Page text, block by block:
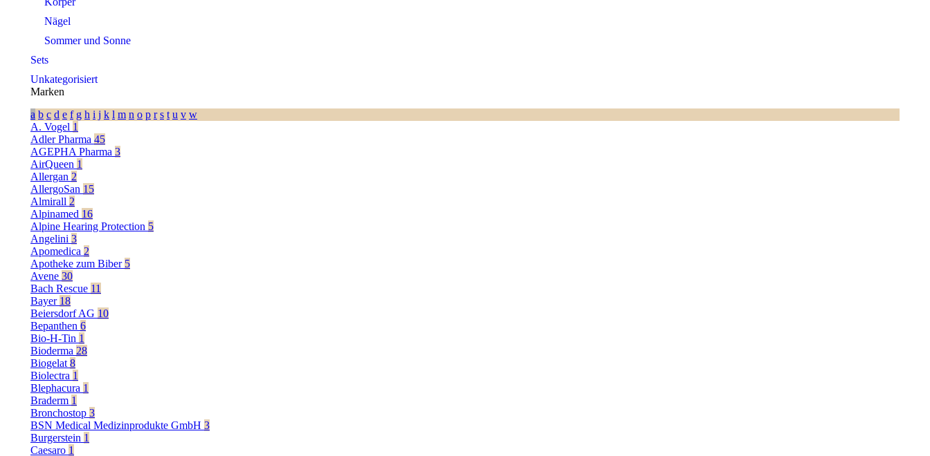
Nägel
Sommer und Sonne
Sets
Unkategorisiert
Marken
a b c d e f g h i j k l m n o p r s t u v w
A. Vogel 1
Adler Pharma 45
AGEPHA Pharma 3
AirQueen 1
Allergan 2
AllergoSan 15
Almirall 2
Alpinamed 16
Alpine Hearing Protection 5
Angelini 3
Apomedica 2
Apotheke zum Biber 5
Avene 30
Bach Rescue 11
Bayer 18
Beiersdorf AG 10
Bepanthen 6
Bio-H-Tin 1
Bioderma 28
Biogelat 8
Biolectra 1
Blephacura 1
Braderm 1
Bronchostop 3
BSN Medical Medizinprodukte GmbH 3
Burgerstein 1
Caesaro 1